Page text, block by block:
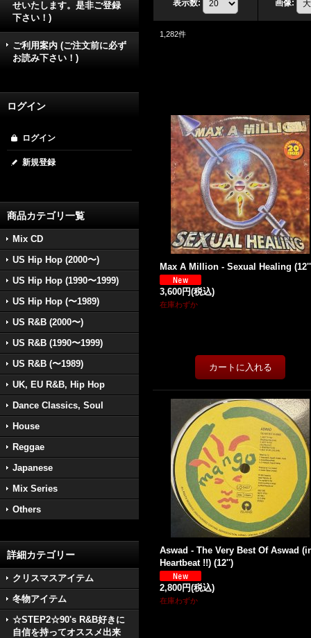
せいたします。是非ご登録
下さい！)
ご利用案内 (ご注文前に必ず
お読み下さい！)
ログイン
ログイン
新規登録
商品カテゴリ一覧
Mix CD
US Hip Hop (2000〜)
US Hip Hop (1990〜1999)
US Hip Hop (〜1989)
US R&B (2000〜)
US R&B (1990〜1999)
US R&B (〜1989)
UK, EU R&B, Hip Hop
Dance Classics, Soul
House
Reggae
Japanese
Mix Series
Others
詳細カテゴリー
クリスマスアイテム
冬物アイテム
☆STEP2☆90's R&B好きに
自信を持ってオススメ出来
表示数: 画像:
1,282件
Max A Million - Sexual Healing
3,600円(税込)
在庫わずか
Aswad - The Very Best Of Aswad
Heartbeat !!) (12'')
2,800円(税込)
在庫わずか